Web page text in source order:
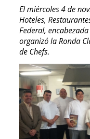
El miércoles 4 de
Hoteles,
Federal,
organizó la Ronda
de Chefs.